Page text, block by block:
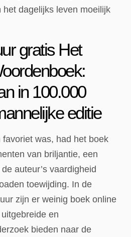
dagelijks leven moeilijk
gratis Het
in 100.000
editie
was, had het boek
van briljantie, een
auteur’s vaardigheid
toewijding. In de
zijn er weinig boek online
uitgebreide en
bieden naar de